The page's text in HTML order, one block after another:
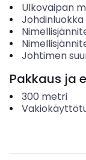
Ulkovaipan
Johdinluokka
Johtimen
Pakkaus ja
300 metri